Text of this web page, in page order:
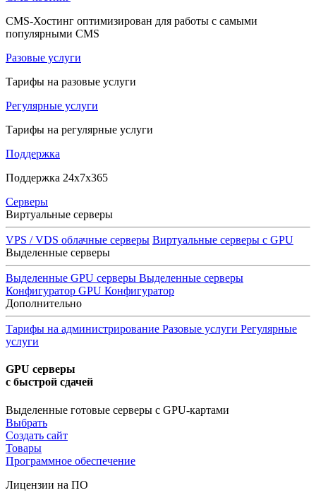
CMS-Хостинг оптимизирован для работы с самыми
популярными CMS
Разовые услуги
Тарифы на разовые услуги
Регулярные услуги
Тарифы на регулярные услуги
Поддержка
Поддержка 24x7x365
Серверы
Виртуальные серверы
VPS / VDS облачные серверы Виртуальные серверы с GPU
Выделенные серверы
Выделенные GPU серверы Выделенные серверы
Конфигуратор GPU Конфигуратор
Дополнительно
Тарифы на администрирование Разовые услуги Регулярные
услуги
GPU серверы
с быстрой сдачей
Выделенные готовые серверы с GPU-картами
Выбрать
Создать сайт
Товары
Программное обеспечение
Лицензии на ПО